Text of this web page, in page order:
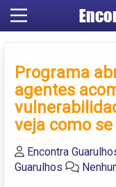
Programa
agentes
veja como
Encontra
Guarulhos